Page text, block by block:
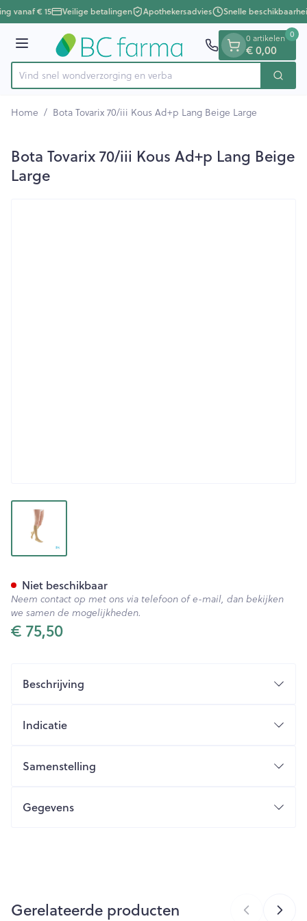
Ga naar de inhoud
1 van 1
vanaf € 15 Veilige betalingen Apothekersadvies Snelle
Menu
Product, merk, categorie...
Vind snel wondverzorging e Zoek
0 artikelen
€ 0,00
0
Home / Bota Tovarix 70/iii Kous Ad+p Lang Beige Large
Bota Tovarix 70/iii Kous Ad+p Lang Beige
Large
View larger image
€ 75,50
Niet beschikbaar
Neem contact op met ons via telefoon of e-mail, dan bekijken
we samen de mogelijkheden.
Beschrijving
Indicatie
Samenstelling
Gegevens
Breedte 152 mm
Gerelateerde producten